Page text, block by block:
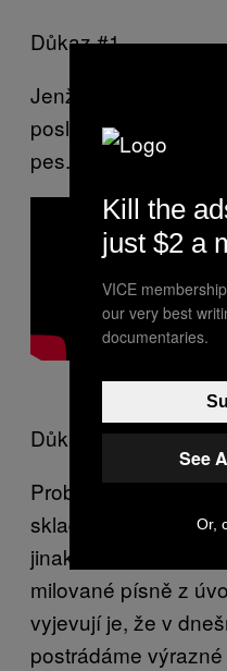
Důkaz #1
Jenže čím víc tu
poslouchám, tím víc
pes.
Důkaz #2
Problém totiž není v
skladby kvalitativně
jinak) výrazně lišily.
milované písně z
vyjevují je, že v
postrádáme
Kill the
just $2 a
VICE
our very best
documentaries.
See
Or,